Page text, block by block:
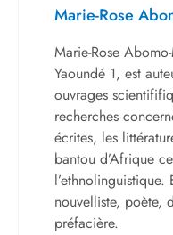
Marie-Rose
Marie-Rose
Yaoundé 1, est
ouvrages
recherches
écrites, les
bantou d’Afrique
nouvelliste, poète,
préfacière.